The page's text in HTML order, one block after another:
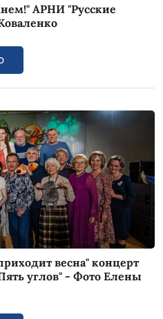
АРНИ "Русские
весна" концерт
углов" - Фото Елены